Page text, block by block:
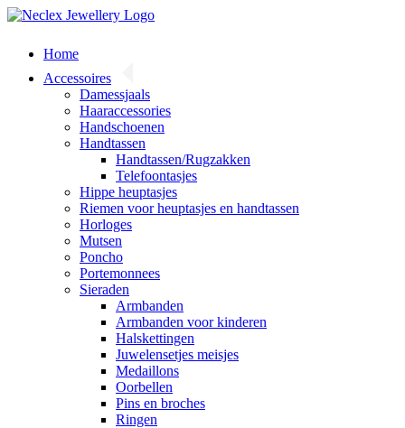
Skip
contentHome
Accessoires
Damessjaals
Haaraccessories
Handschoenen
Handtassen
Handtassen/Rugzakken
Telefoontasjes
Hippe heuptasjes
Riemen voor heuptasjes en handtassen
Horloges
Mutsen
Poncho
Portemonnees
Sieraden
Armbanden
Armbanden voor kinderen
Halskettingen
Juwelensetjes meisjes
Medaillons
Oorbellen
Pins en broches
Ringen